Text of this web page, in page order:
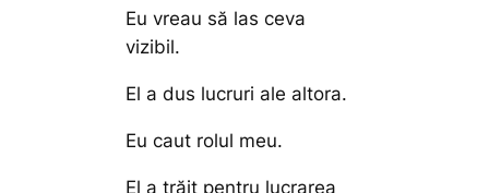
Eu vreau să las ceva
vizibil.
El a dus lucruri ale altora.
Eu caut rolul meu.
El a trăit pentru lucrarea